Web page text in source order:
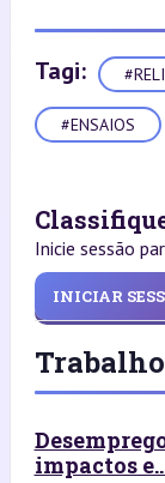
Tagi:
#ENSAIOS
Inicie sessão
INICIAR
impactos